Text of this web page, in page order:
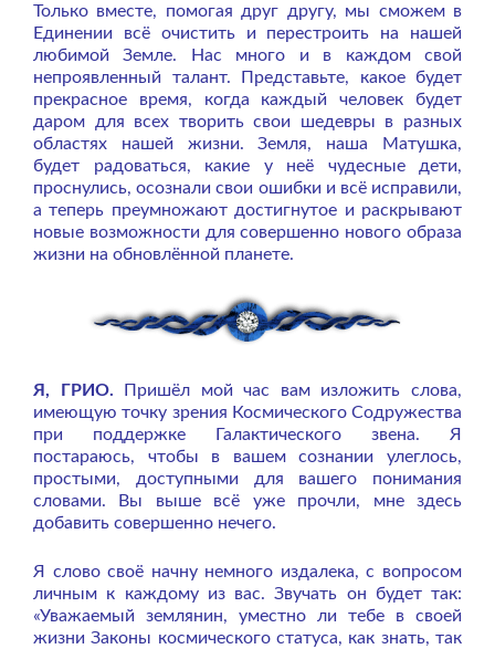
Только вместе, помогая друг другу, мы сможем в
Единении всё очистить и перестроить на нашей
любимой Земле. Нас много и в каждом свой
непроявленный талант. Представьте, какое будет
прекрасное время, когда каждый человек будет
даром для всех творить свои шедевры в разных
областях нашей жизни. Земля, наша Матушка,
будет радоваться, какие у неё чудесные дети,
проснулись, осознали свои ошибки и всё исправили,
а теперь преумножают достигнутое и раскрывают
новые возможности для совершенно нового образа
жизни на обновлённой планете.
Я, ГРИО. Пришёл мой час вам изложить слова,
имеющую точку зрения Космического Содружества
при поддержке Галактического звена. Я
постараюсь, чтобы в вашем сознании улеглось,
простыми, доступными для вашего понимания
словами. Вы выше всё уже прочли, мне здесь
добавить совершенно нечего.
Я слово своё начну немного издалека, с вопросом
личным к каждому из вас. Звучать он будет так:
«Уважаемый землянин, уместно ли тебе в своей
жизни Законы космического статуса, как знать, так